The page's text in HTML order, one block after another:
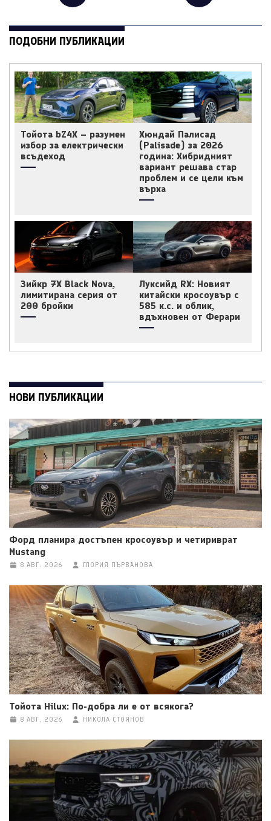
ПОДОБНИ ПУБЛИКАЦИИ
Тойота bZ4X – разумен
избор за електрически
всъдеход
Хюндай Палисад
(Palisade) за 2026
година: Хибридният
вариант решава стар
проблем и се цели към
върха
Зийкр 7X Black Nova,
лимитирана серия от
200 бройки
Луксийд RX: Новият
китайски кросоувър с
585 к.с. и облик,
вдъхновен от Ферари
НОВИ ПУБЛИКАЦИИ
Форд планира достъпен кросоувър и четириврат
Mustang
8 АВГ. 2026 ГЛОРИЯ ПЪРВАНОВА
Тойота Hilux: По-добра ли е от всякога?
8 АВГ. 2026 НИКОЛА СТОЯНОВ